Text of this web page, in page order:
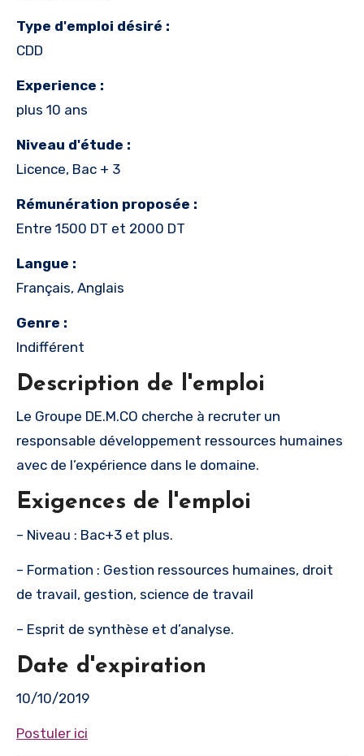
Type d'emploi désiré :
CDD
Experience :
plus 10 ans
Niveau d'étude :
Licence, Bac + 3
Rémunération proposée :
Entre 1500 DT et 2000 DT
Langue :
Français, Anglais
Genre :
Indifférent
Description de l'emploi
Le Groupe DE.M.CO cherche à recruter un
responsable développement ressources humaines
avec de l’expérience dans le domaine.
Exigences de l'emploi
– Niveau : Bac+3 et plus.
– Formation : Gestion ressources humaines, droit
de travail, gestion, science de travail
– Esprit de synthèse et d’analyse.
Date d'expiration
10/10/2019
Postuler ici